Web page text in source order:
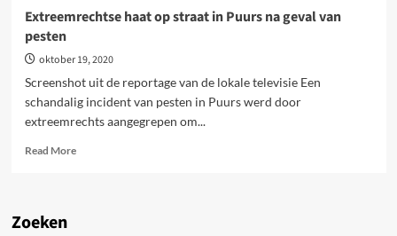
Extreemrechtse haat op straat in Puurs na geval van
pesten
oktober 19, 2020
Screenshot uit de reportage van de lokale televisie Een
schandalig incident van pesten in Puurs werd door
extreemrechts aangegrepen om...
Read MoreRead
Zoeken